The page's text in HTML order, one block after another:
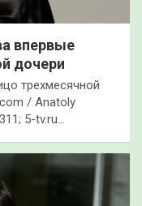
впервые
дочери
трехмесячной
/ Anatoly
5-tv.ru…